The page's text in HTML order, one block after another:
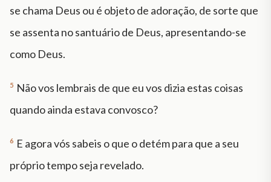
se chama Deus ou é objeto de adoração, de sorte que
se assenta no santuário de Deus, apresentando-se
como Deus.
5 Não vos lembrais de que eu vos dizia estas coisas
quando ainda estava convosco?
6 E agora vós sabeis o que o detém para que a seu
próprio tempo seja revelado.